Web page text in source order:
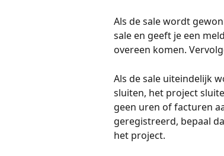
Als de sale wordt
sale en geeft je een
overeen komen.
Als de sale uiteindelijk
sluiten, het project
geen uren of facturen
geregistreerd, bepaal
het project.